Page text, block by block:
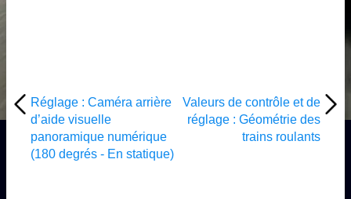
Réglage : Caméra arrière
d’aide visuelle
panoramique numérique
(180 degrés - En statique)
Valeurs de contrôle et de
réglage : Géométrie des
trains roulants